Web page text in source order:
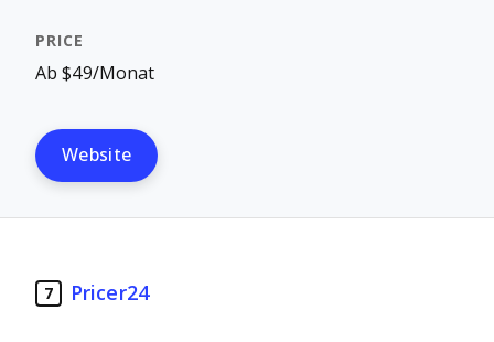
Ab $49/Monat
Website
7 Pricer24